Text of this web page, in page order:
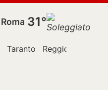
Roma 31°
Taranto Reggio Calabria